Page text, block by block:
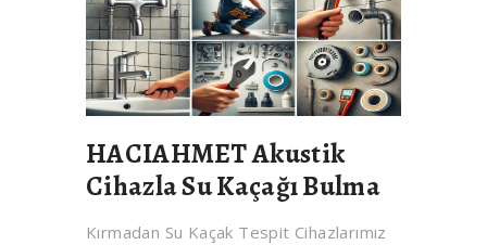
HACIAHMET Akustik
Cihazla Su Kaçağı Bulma
Kırmadan Su Kaçak Tespit Cihazlarımız